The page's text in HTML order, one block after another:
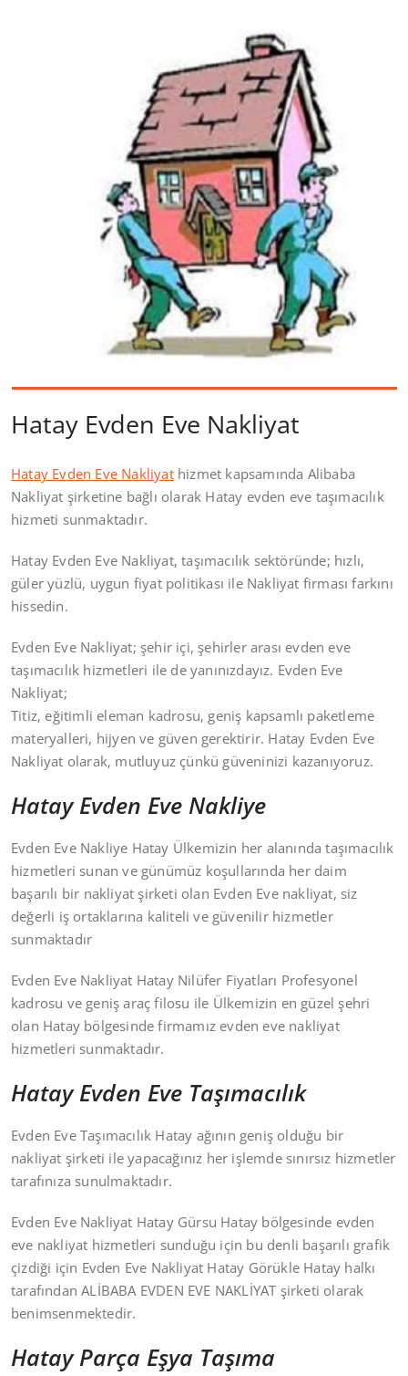
Hatay Evden Eve Nakliyat
Hatay Evden Eve Nakliyathizmet kapsamında Alibaba
Nakliyat şirketine bağlı olarak Hatay evden eve taşımacılık
hizmeti sunmaktadır.
Hatay Evden Eve Nakliyat, taşımacılık sektöründe; hızlı,
güler yüzlü, uygun fiyat politikası ile Nakliyat firması farkını
hissedin.
Evden Eve Nakliyat; şehir içi, şehirler arası evden eve
taşımacılık hizmetleri ile de yanınızdayız. Evden Eve
Nakliyat;
Titiz, eğitimli eleman kadrosu, geniş kapsamlı paketleme
materyalleri, hijyen ve güven gerektirir. Hatay Evden Eve
Nakliyat olarak, mutluyuz çünkü güveninizi kazanıyoruz.
Hatay Evden Eve Nakliye
Evden Eve Nakliye Hatay Ülkemizin her alanında taşımacılık
hizmetleri sunan ve günümüz koşullarında her daim
başarılı bir nakliyat şirketi olan Evden Eve nakliyat, siz
değerli iş ortaklarına kaliteli ve güvenilir hizmetler
sunmaktadır
Evden Eve Nakliyat Hatay Nilüfer Fiyatları Profesyonel
kadrosu ve geniş araç filosu ile Ülkemizin en güzel şehri
olan Hatay bölgesinde firmamız evden eve nakliyat
hizmetleri sunmaktadır.
Hatay Evden Eve Taşımacılık
Evden Eve Taşımacılık Hatay ağının geniş olduğu bir
nakliyat şirketi ile yapacağınız her işlemde sınırsız hizmetler
tarafınıza sunulmaktadır.
Evden Eve Nakliyat Hatay Gürsu Hatay bölgesinde evden
eve nakliyat hizmetleri sunduğu için bu denli başarılı grafik
çizdiği için Evden Eve Nakliyat Hatay Görükle Hatay halkı
tarafından ALİBABA EVDEN EVE NAKLİYAT şirketi olarak
benimsenmektedir.
Hatay Parça Eşya Taşıma